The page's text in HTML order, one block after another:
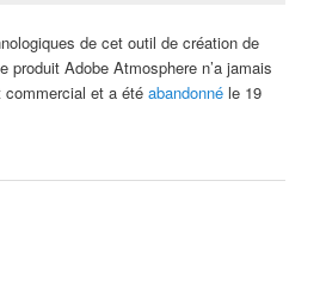
de cet outil de création de
produit Adobe Atmosphere n’a jamais
commercial et a étéabandonné le 19